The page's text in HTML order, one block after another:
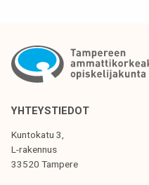
k
t
a
K
K
E
L
I
E
YHTEYSTIEDOT
Kuntokatu 3,
L-rakennus
33520 Tampere